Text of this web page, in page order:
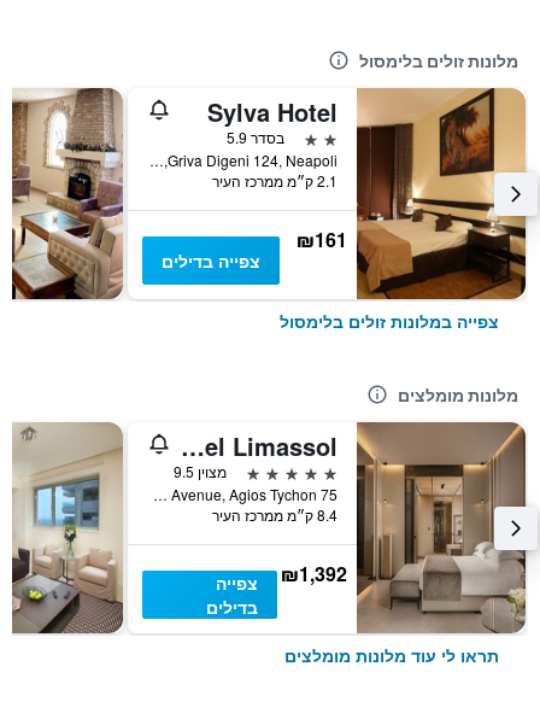
מלונות זולים בלימסול
Sylva Hotel
2 כוכבים
בסדר 5.9
Griva Digeni 124, Neapoli, לימסול, קפריסין
2.1 ק״מ ממרכז העיר
₪161
צפייה בדילים
צפייה במלונות זולים בלימסול
מלונות מומלצים
Amathus Beach Hotel Limassol
5 כוכבים
מצוין 9.5
75 Amathounta Avenue, Agios Tychon, לימסול, קפריסין
8.4 ק״מ ממרכז העיר
₪1,392
צפייה
בדילים
תראו לי עוד מלונות מומלצים